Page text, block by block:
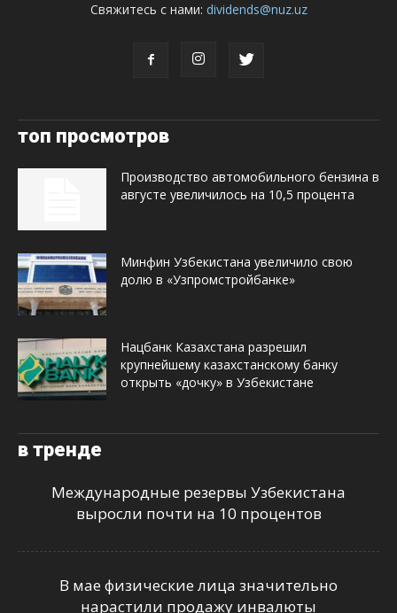
Свяжитесь с нами: dividends@nuz.uz
топ просмотров
Производство автомобильного бензина в
августе увеличилось на 10,5 процента
Минфин Узбекистана увеличило свою
долю в «Узпромстройбанке»
Нацбанк Казахстана разрешил
крупнейшему казахстанскому банку
открыть «дочку» в Узбекистане
в тренде
Международные резервы Узбекистана
выросли почти на 10 процентов
В мае физические лица значительно
нарастили продажу инвалюты